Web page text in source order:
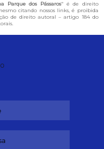
Parque dos Pássaros" é de direito
citando nossos links, é proibida
de direito autoral – artigo 184 do
.